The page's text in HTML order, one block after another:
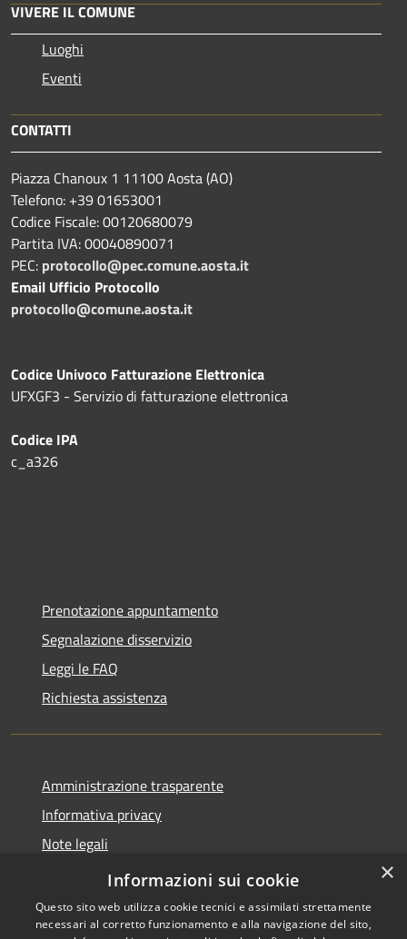
VIVERE IL COMUNE
Luoghi
Eventi
CONTATTI
Piazza Chanoux 1 11100 Aosta (AO)
Telefono: +39 01653001
Codice Fiscale: 00120680079
Partita IVA: 00040890071
PEC: protocollo@pec.comune.aosta.it
Email Ufficio Protocollo
protocollo@comune.aosta.it
Codice Univoco Fatturazione Elettronica
UFXGF3 - Servizio di fatturazione elettronica
Codice IPA
c_a326
Prenotazione appuntamento
Segnalazione disservizio
Leggi le FAQ
Richiesta assistenza
Amministrazione trasparente
Informativa privacy
Note legali
Dichiarazione di accessibilità
×
Informazioni sui cookie
Questo sito web utilizza cookie tecnici e assimilati strettamente
necessari al corretto funzionamento e alla navigazione del sito,